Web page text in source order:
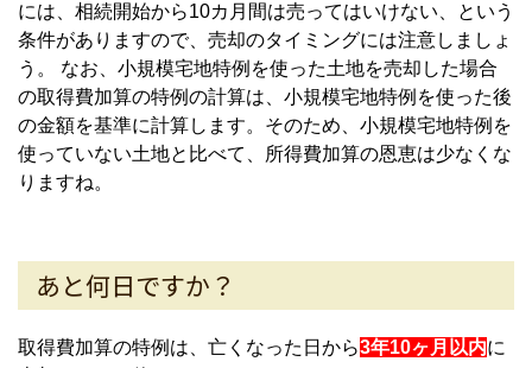
には、相続開始から10カ月間は売ってはいけない、という
条件がありますので、売却のタイミングには注意しましょ
う。 なお、小規模宅地特例を使った土地を売却した場合
の取得費加算の特例の計算は、小規模宅地特例を使った後
の金額を基準に計算します。そのため、小規模宅地特例を
使っていない土地と比べて、所得費加算の恩恵は少なくな
りますね。
あと何日ですか？
取得費加算の特例は、亡くなった日から3年10ヶ月以内に